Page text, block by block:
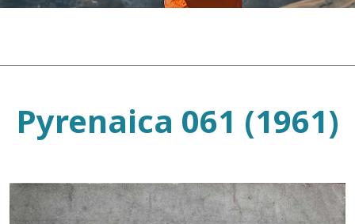
Pyrenaica 061 (1961)